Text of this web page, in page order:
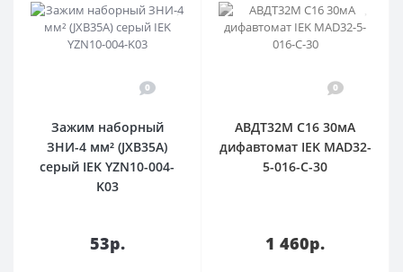
0
Зажим наборный
ЗНИ-4 мм² (JXB35А)
серый IEK YZN10-004-
K03
53р.
0
АВДТ32М С16 30мА
дифавтомат IEK MAD32-
5-016-C-30
1 460р.